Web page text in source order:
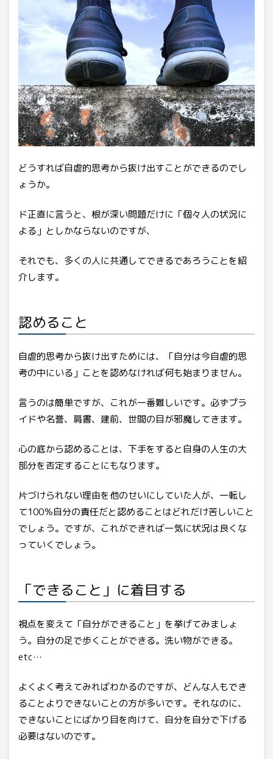
どうすれば自虐的思考から抜け出すことができるのでし
ょうか。
ド正直に言うと、根が深い問題だけに「個々人の状況に
よる」としかならないのですが、
それでも、多くの人に共通してできるであろうことを紹
介します。
認めること
自虐的思考から抜け出すためには、「自分は今自虐的思
考の中にいる」ことを認めなければ何も始まりません。
言うのは簡単ですが、これが一番難しいです。必ずプラ
イドや名誉、肩書、建前、世間の目が邪魔してきます。
心の底から認めることは、下手をすると自身の人生の大
部分を否定することにもなります。
片づけられない理由を他のせいにしていた人が、一転し
て100％自分の責任だと認めることはどれだけ苦しいこと
でしょう。ですが、これができれば一気に状況は良くな
っていくでしょう。
「できること」に着目する
視点を変えて「自分ができること」を挙げてみましょ
う。自分の足で歩くことができる。洗い物ができる。
etc…
よくよく考えてみればわかるのですが、どんな人もでき
ることよりできないことの方が多いです。それなのに、
できないことにばかり目を向けて、自分を自分で下げる
必要はないのです。